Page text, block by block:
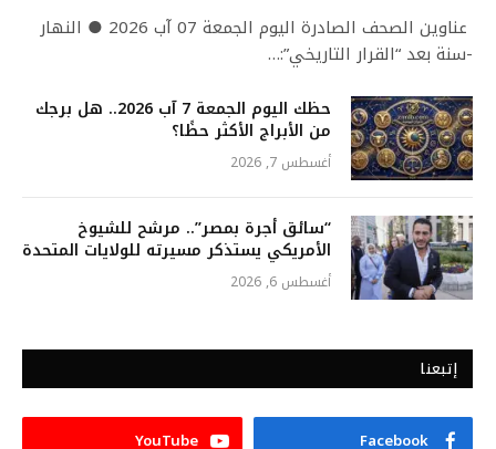
عناوين الصحف الصادرة اليوم الجمعة 07 آب 2026 ● النهار
-سنة بعد “القرار التاريخي”:…
حظك اليوم الجمعة 7 آب 2026.. هل برجك
من الأبراج الأكثر حظًا؟
أغسطس 7, 2026
“سائق أجرة بمصر”.. مرشح للشيوخ
الأمريكي يستذكر مسيرته للولايات المتحدة
أغسطس 6, 2026
إتبعنا
Facebook
YouTube